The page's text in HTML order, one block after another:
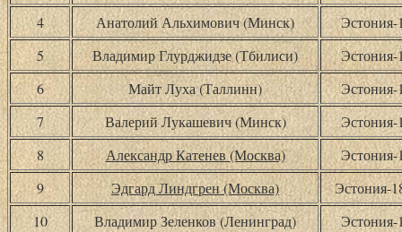
4
Анатолий Альхимович (Минск)
Эстония-
5
Владимир Глурджидзе (Тбилиси)
Эстония-
6
Майт Луха (Таллинн)
Эстония-
7
Валерий Лукашевич (Минск)
Эстония-
8
Александр Катенев (Москва)
Эстония-
9
Эдгард Линдгрен (Москва)
Эстония-
10
Владимир Зеленков (Ленинград)
Эстония-